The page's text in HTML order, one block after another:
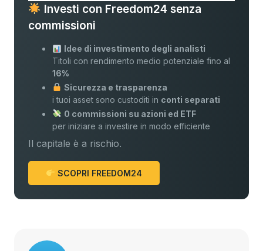
Investi con Freedom24 senza
commissioni
Idee di investimento degli analisti
Titoli con rendimento medio potenziale fino al
16%
Sicurezza e trasparenza
i tuoi asset sono custoditi in conti separati
0 commissioni su azioni ed ETF
per iniziare a investire in modo efficiente
Il capitale è a rischio.
SCOPRI FREEDOM24